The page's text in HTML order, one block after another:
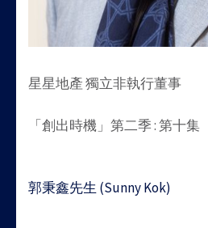
星星地產 獨立非執行董事
「創出時機」第二季 : 第十集
Post
郭秉鑫先生 (Sunny Kok)